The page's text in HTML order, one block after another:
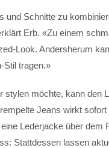
Schnitte zu
Erb. «Zu einem
Look. Andersherum
Stil tragen.»
möchte, kann den
Jeans wirkt
Lederjacke über dem
Stattdessen lassen